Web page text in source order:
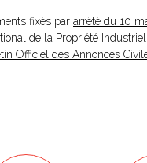
fixés par arrêté du 10
de la Propriété
Officiel des Annonces